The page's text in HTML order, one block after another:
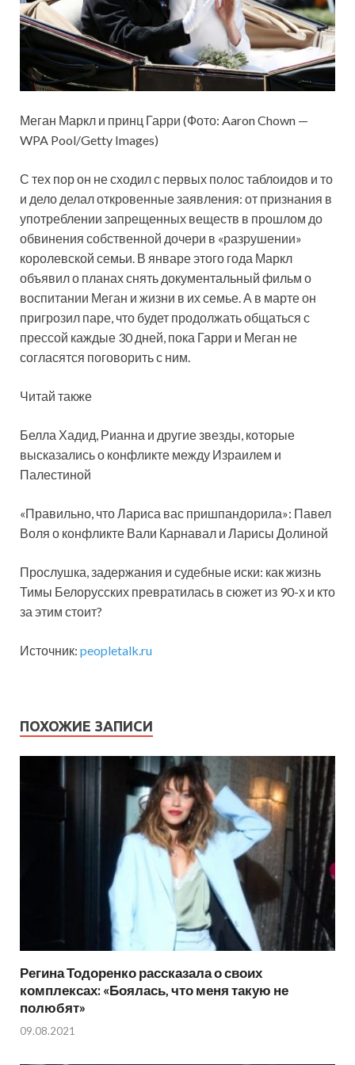
Меган Маркл и принц Гарри (Фото: Aaron Chown —
WPA Pool/Getty Images)
С тех пор он не сходил с первых полос таблоидов и то
и дело делал откровенные заявления: от признания в
употреблении запрещенных веществ в прошлом до
обвинения собственной дочери в «разрушении»
королевской семьи. В январе этого года Маркл
объявил о планах снять документальный фильм о
воспитании Меган и жизни в их семье. А в марте он
пригрозил паре, что будет продолжать общаться с
прессой каждые 30 дней, пока Гарри и Меган не
согласятся поговорить с ним.
Читай также
Белла Хадид, Рианна и другие звезды, которые
высказались о конфликте между Израилем и
Палестиной
«Правильно, что Лариса вас пришпандорила»: Павел
Воля о конфликте Вали Карнавал и Ларисы Долиной
Прослушка, задержания и судебные иски: как жизнь
Тимы Белорусских превратилась в сюжет из 90-х и кто
за этим стоит?
Источник: peopletalk.ru
ПОХОЖИЕ ЗАПИСИ
Регина Тодоренко рассказала о своих
комплексах: «Боялась, что меня такую не
полюбят»
09.08.2021